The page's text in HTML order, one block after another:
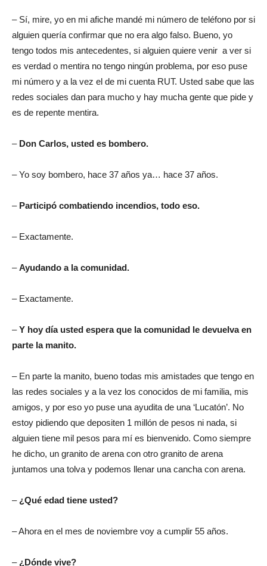
– Sí, mire, yo en mi afiche mandé mi número de teléfono por si
alguien quería confirmar que no era algo falso. Bueno, yo
tengo todos mis antecedentes, si alguien quiere venir a ver si
es verdad o mentira no tengo ningún problema, por eso puse
mi número y a la vez el de mi cuenta RUT. Usted sabe que las
redes sociales dan para mucho y hay mucha gente que pide y
es de repente mentira.
– Don Carlos, usted es bombero.
– Yo soy bombero, hace 37 años ya… hace 37 años.
– Participó combatiendo incendios, todo eso.
– Exactamente.
–Ayudando a la comunidad.
– Exactamente.
–Y hoy día usted espera que la comunidad le devuelva en
parte la manito.
– En parte la manito, bueno todas mis amistades que tengo en
las redes sociales y a la vez los conocidos de mi familia, mis
amigos, y por eso yo puse una ayudita de una ‘Lucatón’. No
estoy pidiendo que depositen 1 millón de pesos ni nada, si
alguien tiene mil pesos para mí es bienvenido. Como siempre
he dicho, un granito de arena con otro granito de arena
juntamos una tolva y podemos llenar una cancha con arena.
– ¿Qué edad tiene usted?
– Ahora en el mes de noviembre voy a cumplir 55 años.
– ¿Dónde vive?